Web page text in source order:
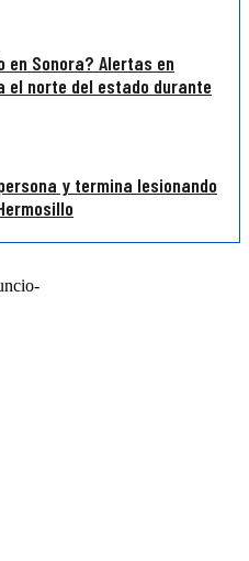
Sonora? Alertas en
el norte del estado durante
y termina lesionando